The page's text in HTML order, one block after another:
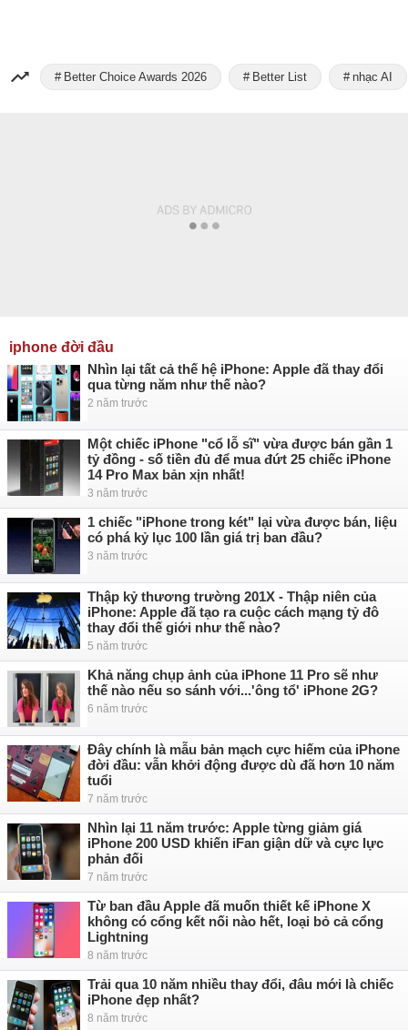
Better Choice Awards 2026 Better List nhạc AI
iphone đời đầu
Nhìn lại tất cả thế hệ iPhone: Apple đã thay đổi
qua từng năm như thế nào?
2 năm trước
Một chiếc iPhone "cổ lỗ sĩ" vừa được bán gần 1
tỷ đồng - số tiền đủ để mua đứt 25 chiếc iPhone
14 Pro Max bản xịn nhất!
3 năm trước
1 chiếc "iPhone trong két" lại vừa được bán, liệu
có phá kỷ lục 100 lần giá trị ban đầu?
3 năm trước
Thập kỷ thương trường 201X - Thập niên của
iPhone: Apple đã tạo ra cuộc cách mạng tỷ đô
thay đổi thế giới như thế nào?
5 năm trước
Khả năng chụp ảnh của iPhone 11 Pro sẽ như
thế nào nếu so sánh với...'ông tổ' iPhone 2G?
6 năm trước
Đây chính là mẫu bản mạch cực hiếm của iPhone
đời đầu: vẫn khởi động được dù đã hơn 10 năm
tuổi
7 năm trước
Nhìn lại 11 năm trước: Apple từng giảm giá
iPhone 200 USD khiến iFan giận dữ và cực lực
phản đối
7 năm trước
Từ ban đầu Apple đã muốn thiết kế iPhone X
không có cổng kết nối nào hết, loại bỏ cả cổng
Lightning
8 năm trước
Trải qua 10 năm nhiều thay đổi, đâu mới là chiếc
iPhone đẹp nhất?
8 năm trước